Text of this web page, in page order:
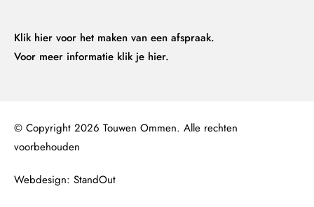
Klik hier voor het maken van een afspraak.
Voor meer informatie klik je hier.
© Copyright 2026 Touwen Ommen. Alle rechten
voorbehouden
Webdesign: StandOut